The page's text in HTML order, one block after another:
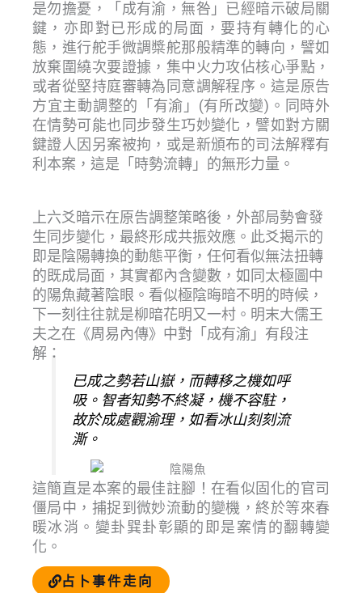
是勿擔憂，「成有渝，無咎」已經暗示破局關
鍵，亦即對已形成的局面，要持有轉化的心
態，進行舵手微調槳舵那般精準的轉向，譬如
放棄圍繞次要證據，集中火力攻佔核心爭點，
或者從堅持庭審轉為同意調解程序。這是原告
方宜主動調整的「有渝」(有所改變)。同時外
在情勢可能也同步發生巧妙變化，譬如對方關
鍵證人因另案被拘，或是新頒布的司法解釋有
利本案，這是「時勢流轉」的無形力量。
上六爻暗示在原告調整策略後，外部局勢會發
生同步變化，最終形成共振效應。此爻揭示的
即是陰陽轉換的動態平衡，任何看似無法扭轉
的既成局面，其實都內含變數，如同太極圖中
的陽魚藏著陰眼。看似極陰晦暗不明的時候，
下一刻往往就是柳暗花明又一村。明末大儒王
夫之在《周易內傳》中對「成有渝」有段注
解：
已成之勢若山嶽，而轉移之機如呼
吸。智者知勢不終凝，機不容駐，
故於成處觀渝理，如看冰山刻刻流
澌。
這簡直是本案的最佳註腳！在看似固化的官司
僵局中，捕捉到微妙流動的變機，終於等來春
暖冰消。變卦巽卦彰顯的即是案情的翻轉變
化。
占卜事件走向